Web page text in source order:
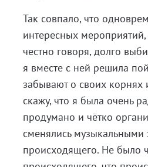
Так совпало, что
интересных
честно говоря, долго
я вместе с ней решила
забывают о своих корнях
скажу, что я была очень
продумано и чётко
сменялись
происходящего. Не было